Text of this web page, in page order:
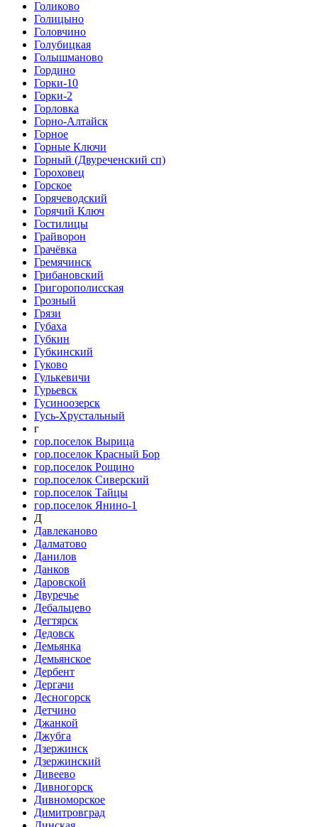
Голиково
Голицыно
Головчино
Голубицкая
Голышманово
Гордино
Горки-10
Горки-2
Горловка
Горно-Алтайск
Горное
Горные Ключи
Горный (Двуреченский сп)
Гороховец
Горское
Горячеводский
Горячий Ключ
Гостилицы
Грайворон
Грачёвка
Гремячинск
Грибановский
Григорополисская
Грозный
Грязи
Губаха
Губкин
Губкинский
Гуково
Гулькевичи
Гурьевск
Гусиноозерск
Гусь-Хрустальный
г
гор.поселок Вырица
гор.поселок Красный Бор
гор.поселок Рощино
гор.поселок Сиверский
гор.поселок Тайцы
гор.поселок Янино-1
Д
Давлеканово
Далматово
Данилов
Данков
Даровской
Двуречье
Дебальцево
Дегтярск
Дедовск
Демьянка
Демьянское
Дербент
Дергачи
Десногорск
Детчино
Джанкой
Джубга
Дзержинск
Дзержинский
Дивеево
Дивногорск
Дивноморское
Димитровград